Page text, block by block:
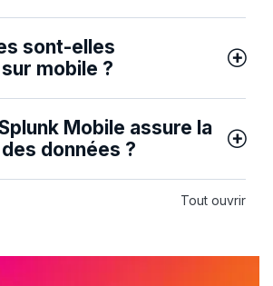
sont-elles
mobile ?
Mobile assure la
données ?
Tout ouvrir